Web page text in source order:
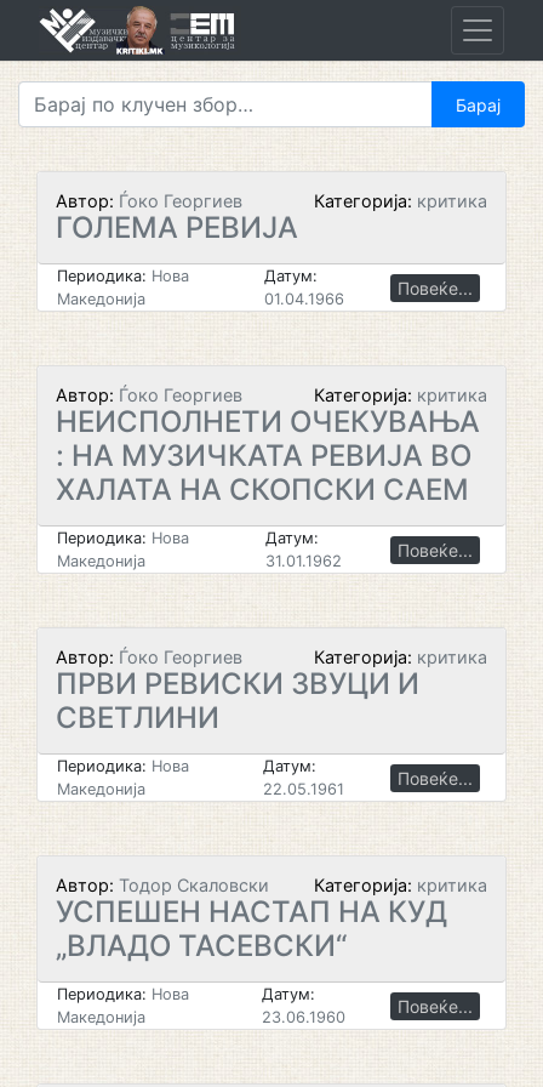
Автор: Ѓоко Георгиев Категорија: критика
ГОЛЕМА РЕВИЈА
Периодика: Нова
Македонија
Датум:
01.04.1966
Повеќе...
Автор: Ѓоко Георгиев Категорија: критика
НЕИСПОЛНЕТИ ОЧЕКУВАЊА
: НА МУЗИЧКАТА РЕВИЈА ВО
ХАЛАТА НА СКОПСКИ САЕМ
Периодика: Нова
Македонија
Датум:
31.01.1962
Повеќе...
Автор: Ѓоко Георгиев Категорија: критика
ПРВИ РЕВИСКИ ЗВУЦИ И
СВЕТЛИНИ
Периодика: Нова
Македонија
Датум:
22.05.1961
Повеќе...
Автор: Тодор Скаловски Категорија: критика
УСПЕШЕН НАСТАП НА КУД
„ВЛАДО ТАСЕВСКИ“
Периодика: Нова
Македонија
Датум:
23.06.1960
Повеќе...